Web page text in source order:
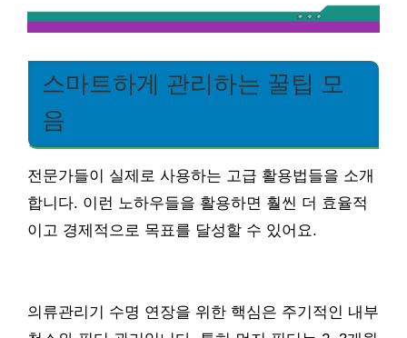
스마트하게 관리하는 꿀팁 모
음
전문가들이 실제로 사용하는 고급 활용법들을 소개
합니다. 이런 노하우들을 활용하면 훨씬 더 효율적
이고 경제적으로 목표를 달성할 수 있어요.
의류관리기 수명 연장을 위한 핵심은 주기적인 내부